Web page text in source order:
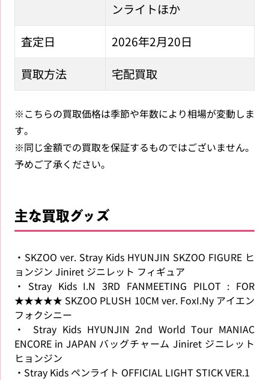
ンライトほか
査定日
2026年2月20日
買取方法
宅配買取
※こちらの買取価格は季節や年数により相場が変動しま
す。
※同じ金額での買取を保証するものではございません。
予めご了承ください。
主な買取グッズ
・SKZOO ver. Stray Kids HYUNJIN SKZOO FIGURE ヒ
ョンジン Jiniret ジニレット フィギュア
・Stray Kids I.N 3RD FANMEETING PILOT : FOR
★★★★★ SKZOO PLUSH 10CM ver. FoxI.Ny アイエン
フォクシニー
・ Stray Kids HYUNJIN 2nd World Tour MANIAC
ENCORE in JAPAN バッグチャーム Jiniret ジニレット
ヒョンジン
・Stray Kids ペンライト OFFICIAL LIGHT STICK VER.1